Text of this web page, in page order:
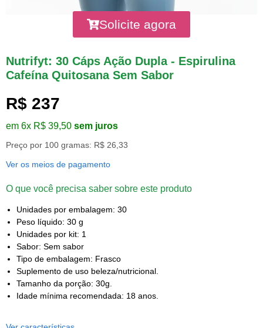
Solicite agora
Nutrifyt: 30 Cáps Ação Dupla - Espirulina
Cafeína Quitosana Sem Sabor
R$ 237
em 6x R$ 39,50 sem juros
Preço por 100 gramas: R$ 26,33
Ver os meios de pagamento
O que você precisa saber sobre este produto
Unidades por embalagem: 30
Peso líquido: 30 g
Unidades por kit: 1
Sabor: Sem sabor
Tipo de embalagem: Frasco
Suplemento de uso beleza/nutricional.
Tamanho da porção: 30g.
Idade mínima recomendada: 18 anos.